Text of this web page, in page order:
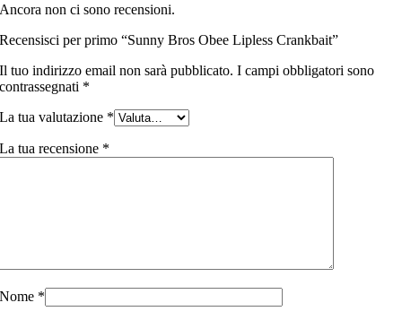
Ancora non ci sono recensioni.
Recensisci per primo “Sunny Bros Obee Lipless Crankbait”
Il tuo indirizzo email non sarà pubblicato. I campi obbligatori sono
contrassegnati *
La tua valutazione *
La tua recensione *
Nome *